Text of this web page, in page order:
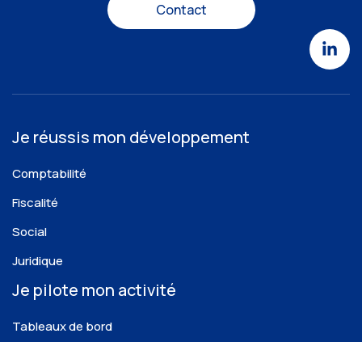
Contact
Je réussis mon développement
Comptabilité
Fiscalité
Social
Juridique
Je pilote mon activité
Tableaux de bord